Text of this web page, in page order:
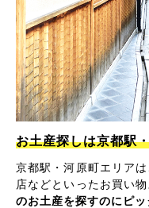
お土産探しは京都駅
京都駅・河原町エリア
店などといったお買い
のお土産を探すのにピッ